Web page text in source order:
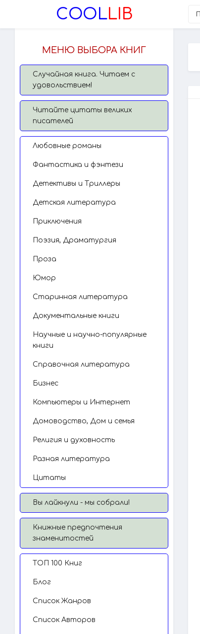
COOLLIB
МЕНЮ ВЫБОРА КНИГ
Случайная книга. Читаем с
удовольствием!
Читайте цитаты великих
писателей
Любовные романы
Фантастика и фэнтези
Детективы и Триллеры
Детская литература
Приключения
Поэзия, Драматургия
Проза
Юмор
Старинная литература
Документальные книги
Научные и научно-популярные
книги
Справочная литература
Бизнес
Компьютеры и Интернет
Домоводство, Дом и семья
Религия и духовность
Разная литература
Цитаты
Вы лайкнули - мы собрали!
Книжные предпочтения
знаменитостей
TОП 100 Книг
Блог
Список Жанров
Список Авторов